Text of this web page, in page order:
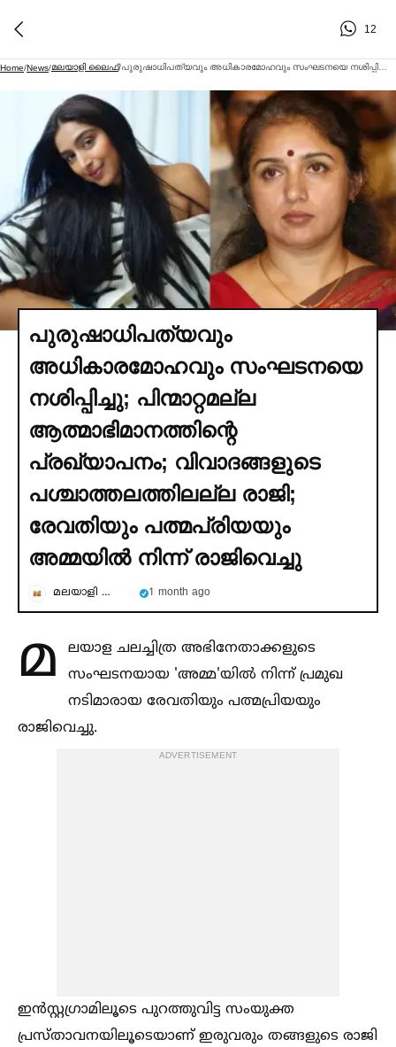
12
Home/News/മലയാളി ലൈഫ്/
പുരുഷാധിപത്യവും
അധികാരമോഹവും സംഘടനയെ
നശിപ്പിച്ചു; പിന്മാറ്റമല്ല
ആത്മാഭിമാനത്തിന്റെ
പ്രഖ്യാപനം; വിവാദങ്ങളുടെ
പശ്ചാത്തലത്തിലല്ല രാജി;
രേവതിയും പത്മപ്രിയയും
അമ്മയില്‍ നിന്ന് രാജിവെച്ചു
മലയാളി ലൈഫ് 1 month ago
മ
ലയാള ചലച്ചിത്ര അഭിനേതാക്കളുടെ
സംഘടനയായ 'അമ്മ'യില്‍ നിന്ന് പ്രമുഖ
നടിമാരായ രേവതിയും പത്മപ്രിയയും
രാജിവെച്ചു.
ADVERTISEMENT
ഇന്‍സ്റ്റഗ്രാമിലൂടെ പുറത്തുവിട്ട സംയുക്ത
പ്രസ്താവനയിലൂടെയാണ് ഇരുവരും തങ്ങളുടെ രാജി